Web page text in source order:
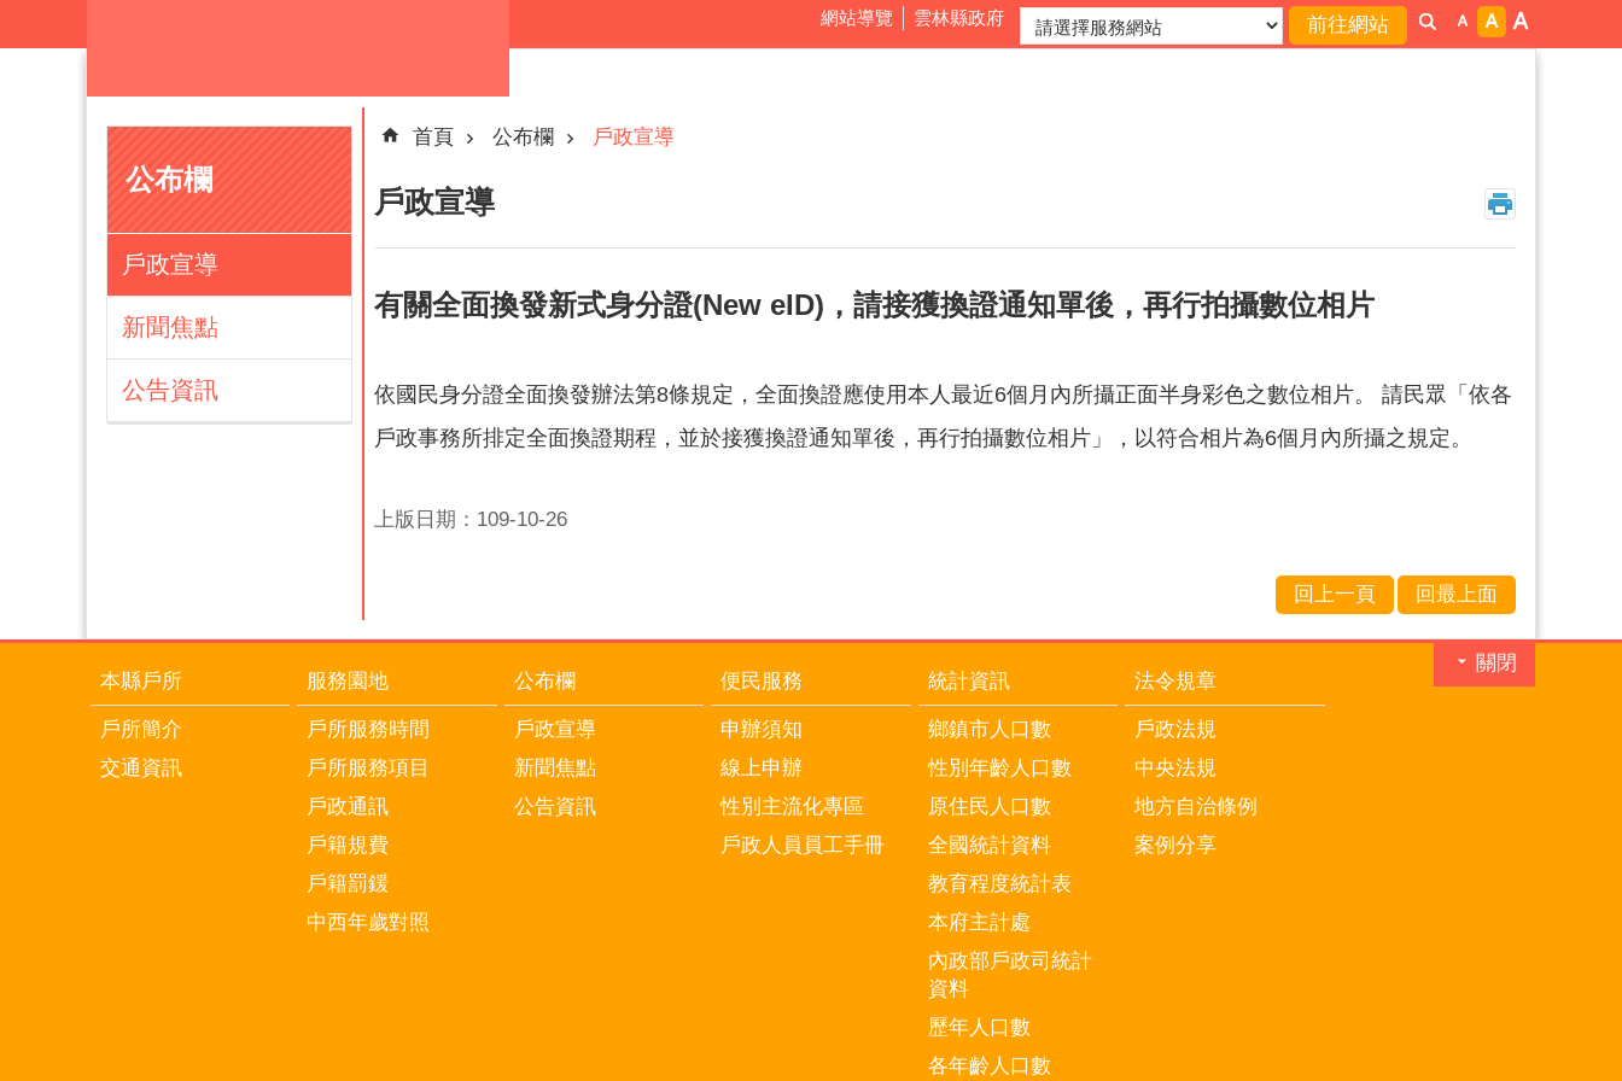
網站導覽 雲林縣政府
公布欄
戶政宣導
新聞焦點
公告資訊
首頁 公布欄 戶政宣導
戶政宣導
有關全面換發新式身分證(New eID)，請接獲換證通知單後，再行拍攝數位相片
依國民身分證全面換發辦法第8條規定，全面換證應使用本人最近6個月內所攝正面半身彩色之數位相片。 請民眾「依各
戶政事務所排定全面換證期程，並於接獲換證通知單後，再行拍攝數位相片」，以符合相片為6個月內所攝之規定。
上版日期：109-10-26
回上一頁 回最上面
關閉
本縣戶所
戶所簡介
交通資訊
服務園地
戶所服務時間
戶所服務項目
戶政通訊
戶籍規費
戶籍罰鍰
中西年歲對照
公布欄
戶政宣導
新聞焦點
公告資訊
便民服務
申辦須知
線上申辦
性別主流化專區
戶政人員員工手冊
統計資訊
鄉鎮市人口數
性別年齡人口數
原住民人口數
全國統計資料
教育程度統計表
本府主計處
內政部戶政司統計
資料
歷年人口數
各年齡人口數
法令規章
戶政法規
中央法規
地方自治條例
案例分享